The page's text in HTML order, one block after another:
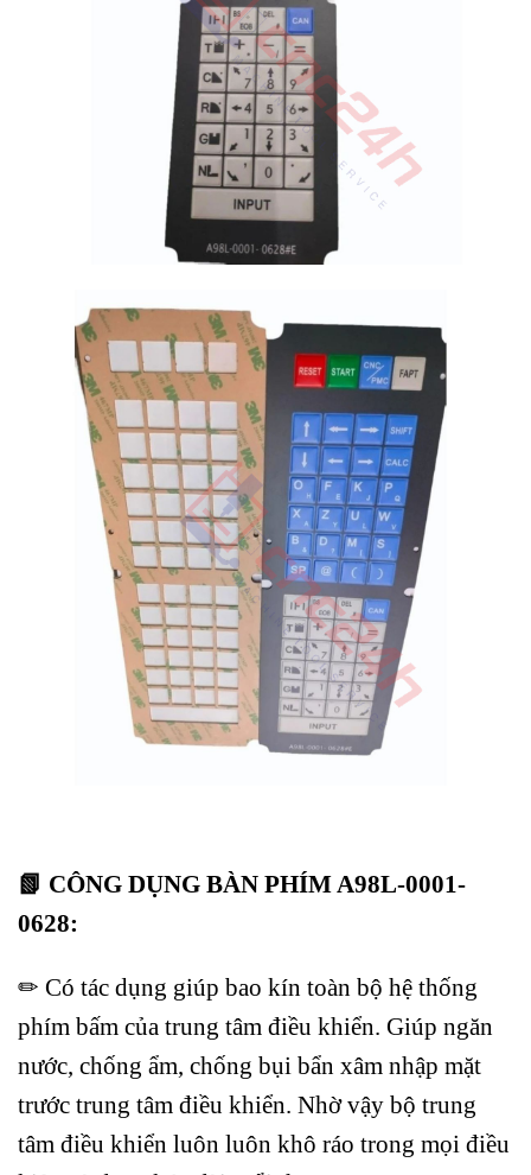
📗 CÔNG DỤNG BÀN PHÍM A98L-0001-
0628:
✏ Có tác dụng giúp bao kín toàn bộ hệ thống
phím bấm của trung tâm điều khiển. Giúp ngăn
nước, chống ẩm, chống bụi bẩn xâm nhập mặt
trước trung tâm điều khiển. Nhờ vậy bộ trung
tâm điều khiển luôn luôn khô ráo trong mọi điều